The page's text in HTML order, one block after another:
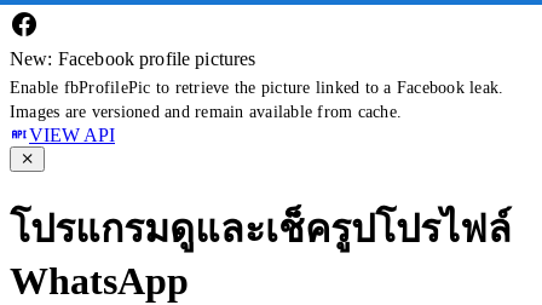
New: Facebook profile pictures
Enable fbProfilePic to retrieve the picture linked to a Facebook leak.
Images are versioned and remain available from cache.
VIEW API
โปรแกรมดูและเช็ครูปโปรไฟล์
WhatsApp